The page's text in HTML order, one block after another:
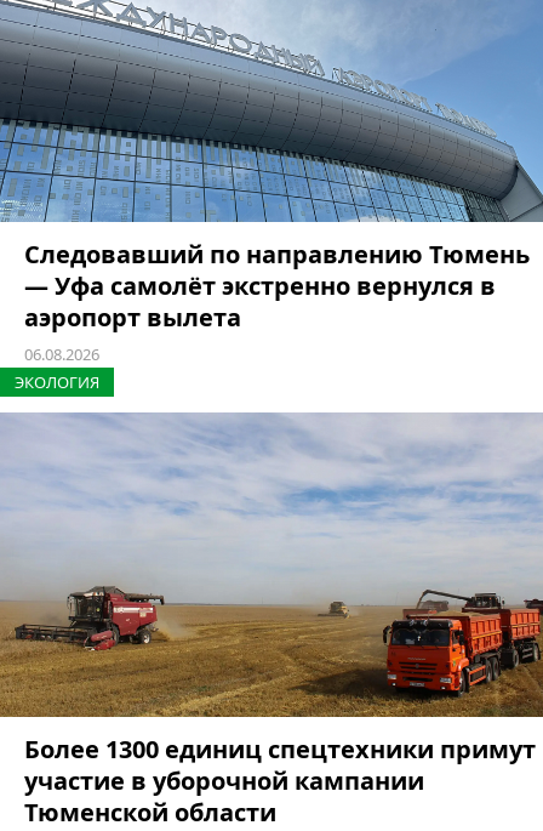
Следовавший по направлению Тюмень
— Уфа самолёт экстренно вернулся в
аэропорт вылета
06.08.2026
ЭКОЛОГИЯ
Более 1300 единиц спецтехники примут
участие в уборочной кампании
Тюменской области